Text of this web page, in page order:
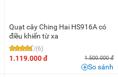
Quạt cây Ching Hai HS916A có
điều khiển từ xa
(6)
1.119.000 đ 1.500.000 đ
So sánh